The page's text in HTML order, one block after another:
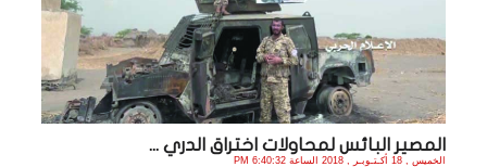
المصير البائس لمحاولات اختراق الدري ...
الخميس , 18 أكـتـوبـر , 2018 الساعة 6:40:32 PM